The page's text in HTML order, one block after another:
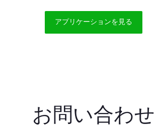
アプリケーションを見る
お問い合わせ